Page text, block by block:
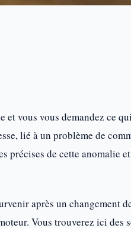
vous vous demandez ce
lié à un problème de
de cette anomalie
après un changement
Vous trouverez ici des